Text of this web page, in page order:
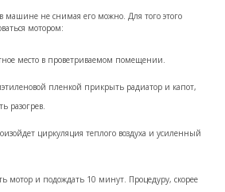
машине не снимая его можно. Для того этого
мотором:
место в проветриваемом помещении.
пленкой прикрыть радиатор и капот,
разогрев.
циркуляция теплого воздуха и усиленный
мотор и подождать 10 минут. Процедуру, скорее